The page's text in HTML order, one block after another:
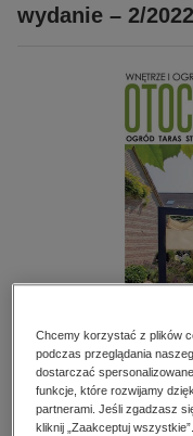
darmowe
edukacja
hobby, sport,
komputery,
kobiece,
polityka,
psychologiczne
inne
historia
zdrowie
religie
wydanie – 2/2022
Chcemy korzystać z plików
podczas przeglądania
dostarczać
funkcje, które rozwijamy
partnerami. Jeśli zgadzasz
kliknij „Zaakceptuj